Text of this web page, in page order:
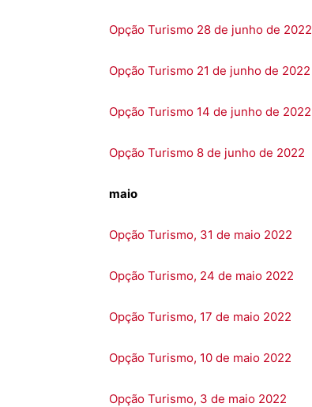
Opção Turismo 28 de junho de 2022
Opção Turismo 21 de junho de 2022
Opção Turismo 14 de junho de 2022
Opção Turismo 8 de junho de 2022
maio
Opção Turismo, 31 de maio 2022
Opção Turismo, 24 de maio 2022
Opção Turismo, 17 de maio 2022
Opção Turismo, 10 de maio 2022
Opção Turismo, 3 de maio 2022